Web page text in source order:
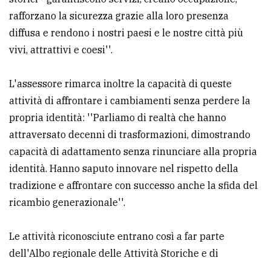
rafforzano la sicurezza grazie alla loro presenza
diffusa e rendono i nostri paesi e le nostre città più
vivi, attrattivi e coesi''.
L'assessore rimarca inoltre la capacità di queste
attività di affrontare i cambiamenti senza perdere la
propria identità: ''Parliamo di realtà che hanno
attraversato decenni di trasformazioni, dimostrando
capacità di adattamento senza rinunciare alla propria
identità. Hanno saputo innovare nel rispetto della
tradizione e affrontare con successo anche la sfida del
ricambio generazionale''.
Le attività riconosciute entrano così a far parte
dell'Albo regionale delle Attività Storiche e di